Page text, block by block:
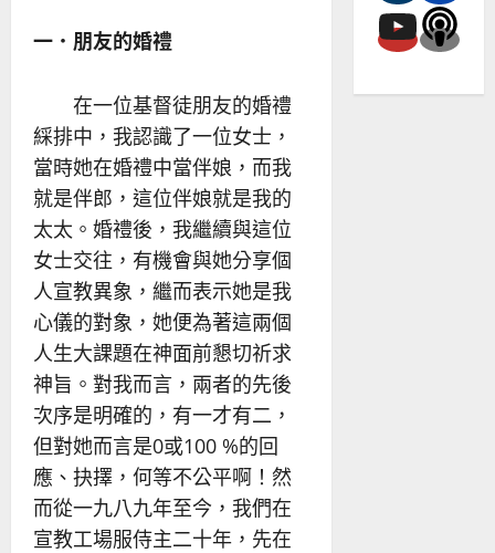
一．朋友的婚禮
在一位基督徒朋友的婚禮
綵排中，我認識了一位女士，
當時她在婚禮中當伴娘，而我
就是伴郎，這位伴娘就是我的
太太。婚禮後，我繼續與這位
女士交往，有機會與她分享個
人宣教異象，繼而表示她是我
心儀的對象，她便為著這兩個
人生大課題在神面前懇切祈求
神旨。對我而言，兩者的先後
次序是明確的，有一才有二，
但對她而言是0或100 %的回
應、抉擇，何等不公平啊！然
而從一九八九年至今，我們在
宣教工場服侍主二十年，先在